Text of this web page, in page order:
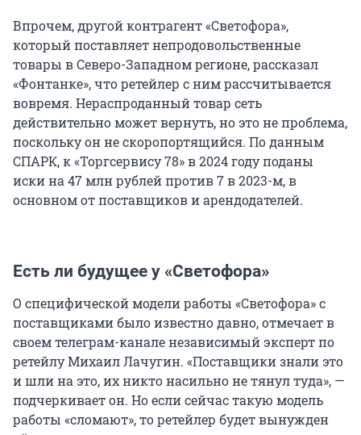
Впрочем, другой контрагент «Светофора»,
который поставляет непродовольственные
товары в Северо-Западном регионе, рассказал
«Фонтанке», что ретейлер с ним рассчитывается
вовремя. Нераспроданный товар сеть
действительно может вернуть, но это не проблема,
поскольку он не скоропортящийся. По данным
СПАРК, к «Торгсервису 78» в 2024 году поданы
иски на 47 млн рублей против 7 в 2023-м, в
основном от поставщиков и арендодателей.
Есть ли будущее у «Светофора»
О специфической модели работы «Светофора» с
поставщиками было известно давно, отмечает в
своем телеграм-канале независимый эксперт по
ретейлу Михаил Лачугин. «Поставщики знали это
и шли на это, их никто насильно не тянул туда», —
подчеркивает он. Но если сейчас такую модель
работы «сломают», то ретейлер будет вынужден